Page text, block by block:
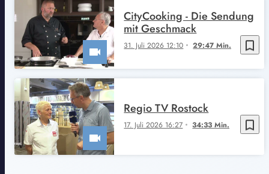
bookmark_border
31. Juli 2026 12:10 29:47 Min.
CityCooking - Die Sendung
mit Geschmack
bookmark_border
17. Juli 2026 16:27 34:33 Min.
Regio TV Rostock